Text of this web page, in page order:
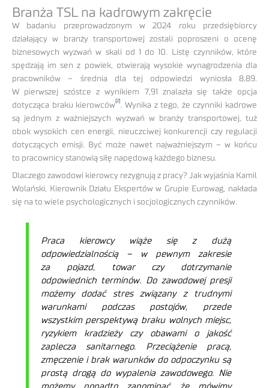
Branża TSL na kadrowym zakręcie
W badaniu przeprowadzonym w 2024 roku przedsiębiorcy
działający w branży transportowej zostali poproszeni o ocenę
biznesowych wyzwań w skali od 1 do 10. Listę czynników, które
spędzają im sen z powiek, otwierają wysokie wynagrodzenia dla
pracowników – średnia dla tej odpowiedzi wyniosła 8,89.
W pierwszej szóstce z wynikiem 7,91 znalazła się także opcja
dotycząca braku kierowców
[2]
. Wynika z tego, że czynniki kadrowe
są jednym z ważniejszych wyzwań w branży transportowej, tuż
obok wysokich cen energii, nieuczciwej konkurencji czy regulacji
dotyczących emisji. Być może nawet najważniejszym – w końcu
to pracownicy stanowią siłę napędową każdego biznesu.
Dlaczego zawodowi kierowcy rezygnują z pracy? Jak wyjaśnia Kamil
Wolański, Kierownik Działu Ekspertów w Grupie Eurowag, nakłada
się na to wiele psychologicznych i socjologicznych czynników.
Praca kierowcy wiąże się z dużą
odpowiedzialnością – w pewnym zakresie
za pojazd, towar czy dotrzymanie
odpowiednich terminów. Do zawodowej presji
możemy dodać stres związany z trudnymi
warunkami podczas postojów, przede
wszystkim perspektywą braku wolnych miejsc,
ryzykiem kradzieży czy obawami o jakość
zaplecza sanitarnego. Przeciążenie pracą,
zmęczenie i brak warunków do odpoczynku są
prostą drogą do wypalenia zawodowego. Nie